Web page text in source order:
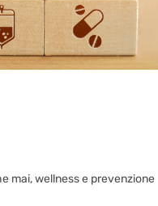
mai, wellness e prevenzione